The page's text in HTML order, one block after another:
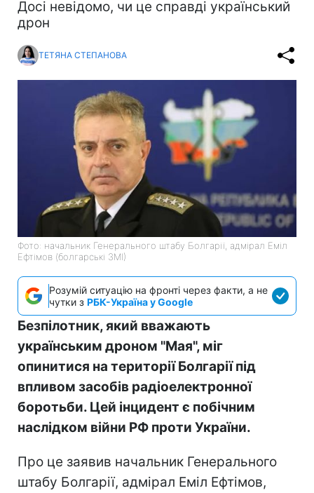
Досі невідомо, чи це справді український
дрон
ТЕТЯНА СТЕПАНОВА
Фото: начальник Генерального штабу Болгарії, адмірал Еміл
Ефтімов (болгарські ЗМІ)
Розумій ситуацію на фронті через факти, а не
чутки з РБК-Україна у Google
Безпілотник, який вважають
українським дроном "Мая", міг
опинитися на території Болгарії під
впливом засобів радіоелектронної
боротьби. Цей інцидент є побічним
наслідком війни РФ проти України.
Про це заявив начальник Генерального
штабу Болгарії, адмірал Еміл Ефтімов,